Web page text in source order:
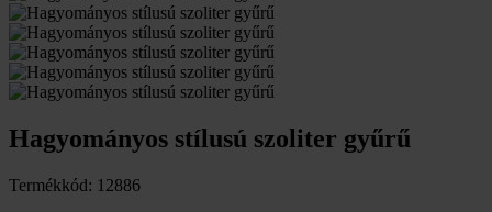
Hagyományos stílusú szoliter gyűrű
Termékkód: 12886